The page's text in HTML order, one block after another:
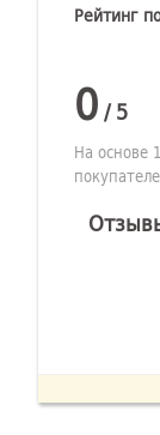
Рейтинг
0/5
На основе